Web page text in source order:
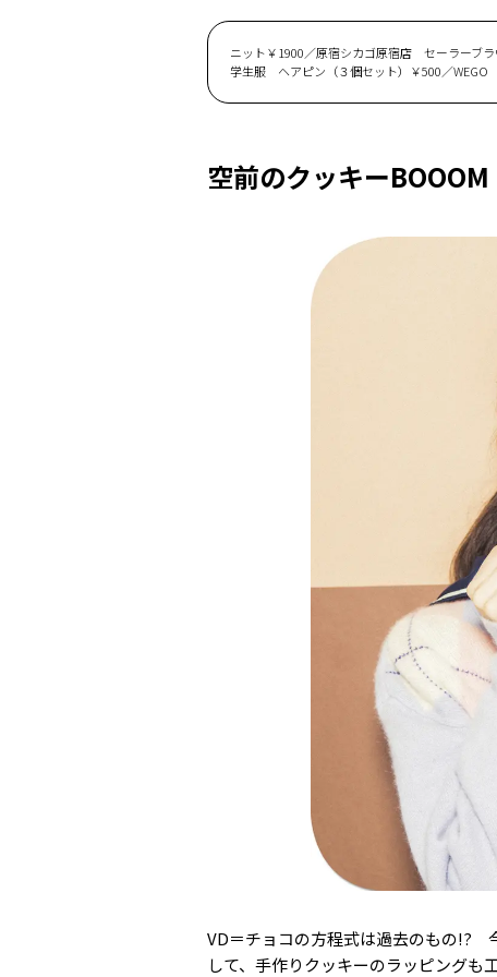
ニット￥1900／原宿シカゴ原宿店 セーラーブ
学生服 ヘアピン（３個セット）￥500／WEGO
空前のクッキーBOOOM
VD＝チョコの方程式は過去のもの!?
して、手作りクッキーのラッピングも